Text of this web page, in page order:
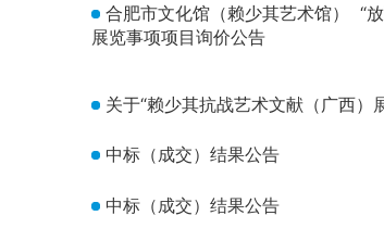
合肥市文化馆（赖少其艺术馆） “
展览事项项目询价公告
关于“赖少其抗战艺术文献（广西
中标（成交）结果公告
中标（成交）结果公告